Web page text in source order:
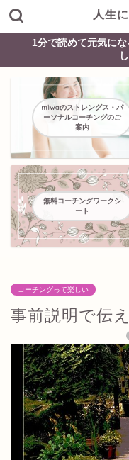
人生
1分で読めて元気に
miwaのストレングス・パ
ーソナルコーチングのご
案内
無料コーチングワークシ
ート
コーチングって楽しい
事前説明で伝